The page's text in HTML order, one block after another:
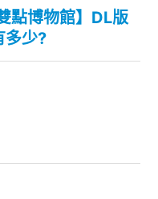
哪些音訊輸出格式？
知製作的儲存檔案所需
點博物館】DL版
多少?